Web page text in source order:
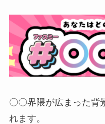
〇〇界隈が広まった背
れます。